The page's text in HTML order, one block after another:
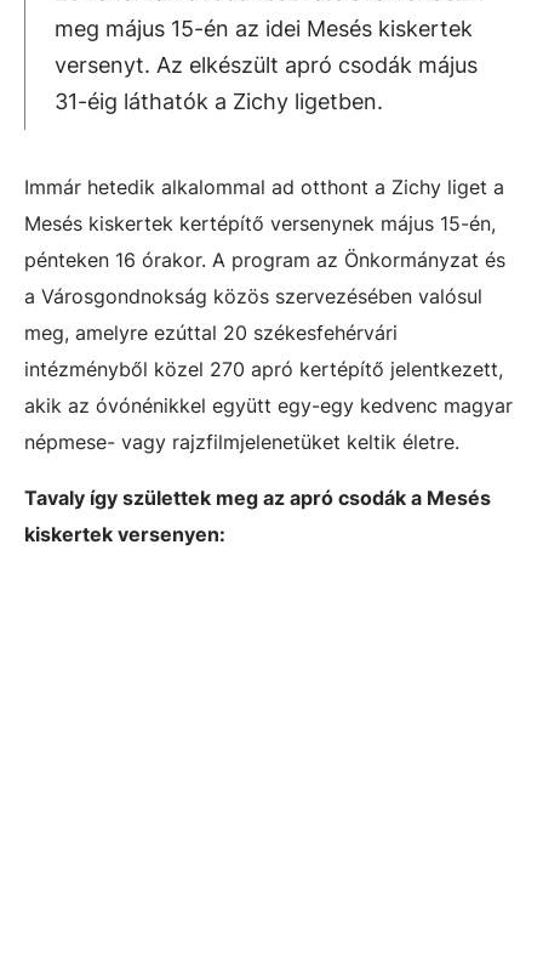
meg május 15-én az idei Mesés kiskertek
versenyt. Az elkészült apró csodák május
31-éig láthatók a Zichy ligetben.
Immár hetedik alkalommal ad otthont a Zichy liget a
Mesés kiskertek kertépítő versenynek május 15-én,
pénteken 16 órakor. A program az Önkormányzat és
a Városgondnokság közös szervezésében valósul
meg, amelyre ezúttal 20 székesfehérvári
intézményből közel 270 apró kertépítő jelentkezett,
akik az óvónénikkel együtt egy-egy kedvenc magyar
népmese- vagy rajzfilmjelenetüket keltik életre.
Tavaly így születtek meg az apró csodák a Mesés
kiskertek versenyen: